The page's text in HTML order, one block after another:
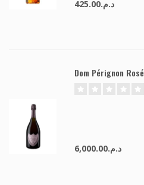
د.م.425.00
Dom Pérignon Rosé
د.م.6,000.00